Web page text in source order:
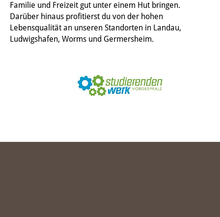
Familie und Freizeit gut unter einem Hut bringen.
Darüber hinaus profitierst du von der hohen
Lebensqualität an unseren Standorten in Landau,
Ludwigshafen, Worms und Germersheim.